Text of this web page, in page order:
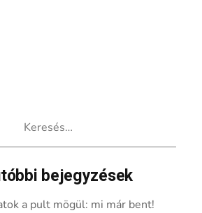
bejegyzések
a pult mögül: mi már bent!